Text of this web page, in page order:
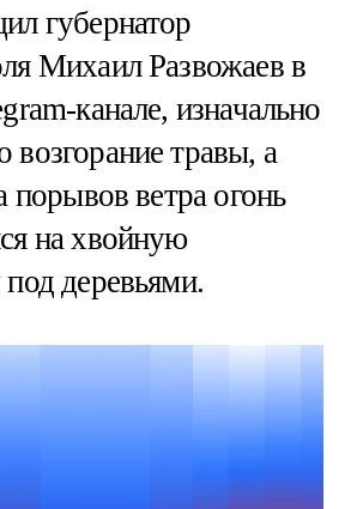
губернатор
Михаил Развожаев в
канале, изначально
возгорание травы, а
порывов ветра огонь
на хвойную
деревьями.